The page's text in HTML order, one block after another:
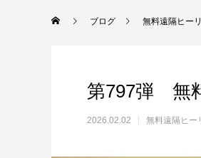
ブログ 無料遠隔ヒー
第797弾 無
2026.02.02 無料遠隔ヒー